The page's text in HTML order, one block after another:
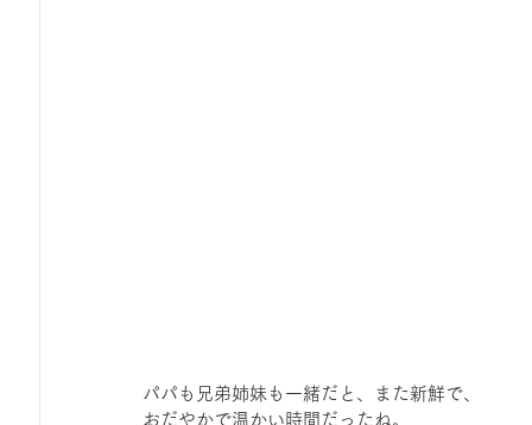
パパも兄弟姉妹も一緒だと、また新鮮で、
おだやかで温かい時間だったね。